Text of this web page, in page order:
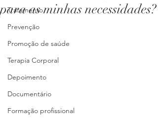
Tratamento
Prevenção
Promoção de saúde
Terapia Corporal
Depoimento
Documentário
Formação profissional
para as minhas necessidades?